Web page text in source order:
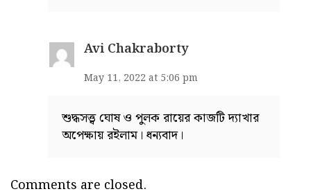
Avi Chakraborty
May 11, 2022 at 5:06 pm
শুদ্ধসত্ত্ব ঘোষ ও পুলক রায়ের কাজটি দ্যাখার
অপেক্ষায় রইলাম। ধন্যবাদ।
Comments are closed.